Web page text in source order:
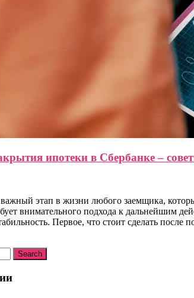
ипотеки в Сбербанке –
этап в жизни любого заемщика,
внимательного подхода к дальнейшим
Первое, что стоит сделать